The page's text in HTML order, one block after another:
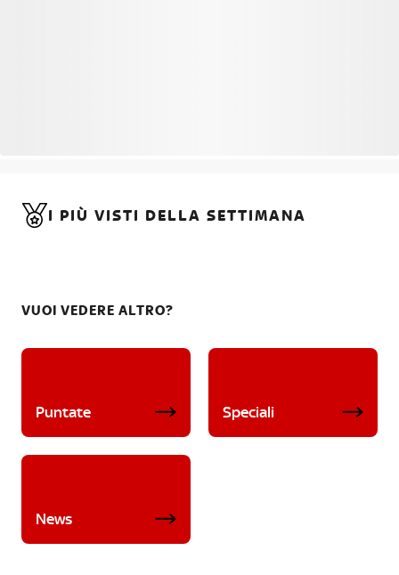
I PIÙ VISTI DELLA SETTIMANA
VUOI VEDERE ALTRO?
Puntate Speciali
News